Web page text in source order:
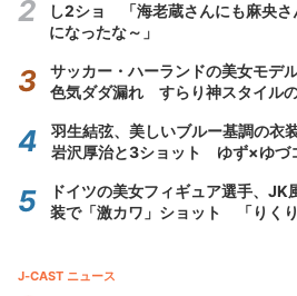
し2ショ 「海老蔵さんにも麻央さ
になったな～」
サッカー・ハーランドの美女モデ
色気ダダ漏れ すらり神スタイル
羽生結弦、美しいブルー基調の衣
岩沢厚治と3ショット ゆず×ゆづ
ドイツの美女フィギュア選手、
装で「激カワ」ショット 「りく
J-CAST ニュース